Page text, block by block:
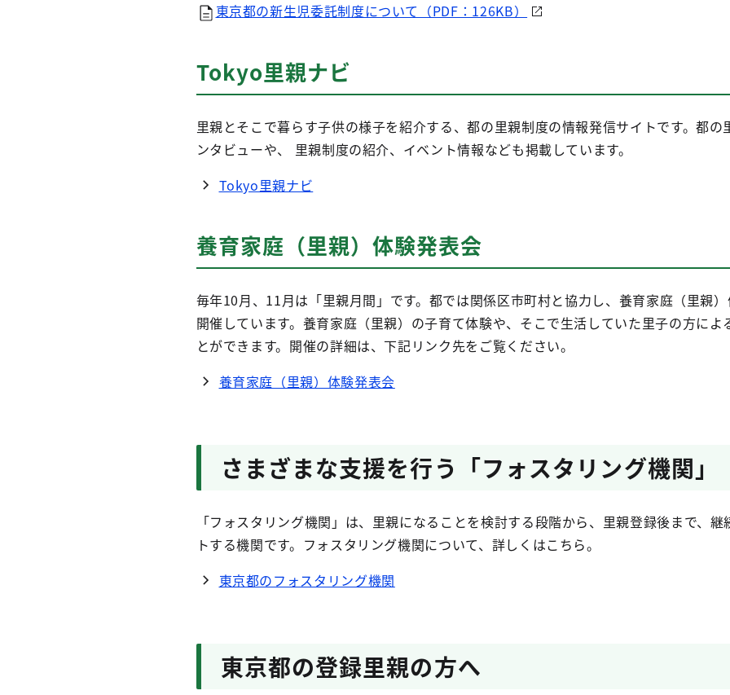
東京都の新生児委託制度について（PDF：126KB）
Tokyo里親ナビ
里親とそこで暮らす子供の様子を紹介する、都の里親制度の情報発信サイトです。都の
ンタビューや、 里親制度の紹介、イベント情報なども掲載しています。
Tokyo里親ナビ
養育家庭（里親）体験発表会
毎年10月、11月は「里親月間」です。都では関係区市町村と協力し、養育家庭（里親
開催しています。養育家庭（里親）の子育て体験や、そこで生活していた里子の方によ
とができます。開催の詳細は、下記リンク先をご覧ください。
養育家庭（里親）体験発表会
さまざまな支援を行う「フォスタリング機関」
「フォスタリング機関」は、里親になることを検討する段階から、里親登録後まで、継
トする機関です。フォスタリング機関について、詳しくはこちら。
東京都のフォスタリング機関
東京都の登録里親の方へ